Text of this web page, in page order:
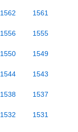
1562 1561
1556 1555
1550 1549
1544 1543
1538 1537
1532 1531